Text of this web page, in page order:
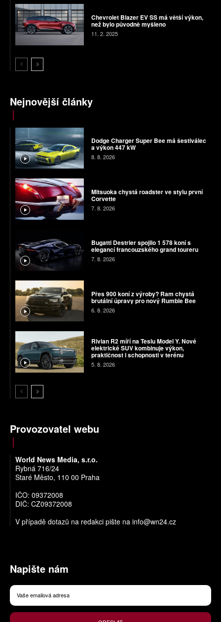
Chevrolet Blazer EV SS má větší výkon,
než bylo původně myšleno
11. 2. 2025
Nejnovější články
Dodge Charger Super Bee má šestiválec
a výkon 447 kW
8. 8. 2026
Mitsuoka chystá roadster ve stylu první
Corvette
7. 8. 2026
Bugatti Destrier spojilo 1 578 koní s
elegancí francouzského grand toureru
7. 8. 2026
Přes 900 koní z výroby? Ram chystá
brutální úpravy pro nový Rumble Bee
6. 8. 2026
Rivian R2 míří na Teslu Model Y. Nové
elektrické SUV kombinuje výkon,
praktičnost i schopnosti v terénu
5. 8. 2026
Provozovatel webu
World News Media, s.r.o.
Rybná 716/24
Staré Město, 110 00 Praha
IČO: 09372008
DIČ: CZ09372008
V případě dotazů na redakci pište na info@wn24.cz
Napište nám